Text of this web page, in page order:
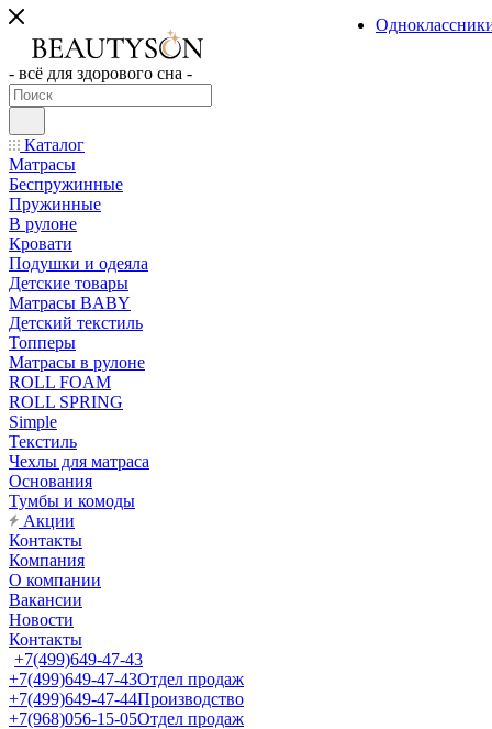
- всё для здорового сна -
Каталог
Матрасы
Беспружинные
Пружинные
В рулоне
Кровати
Подушки и одеяла
Детские товары
Матрасы BABY
Детский текстиль
Топперы
Матрасы в рулоне
ROLL FOAM
ROLL SPRING
Simple
Текстиль
Чехлы для матраса
Основания
Тумбы и комоды
Акции
Контакты
Компания
О компании
Вакансии
Новости
Контакты
+7(499)649-47-43
+7(499)649-47-43Отдел продаж
+7(499)649-47-44Производство
+7(968)056-15-05Отдел продаж